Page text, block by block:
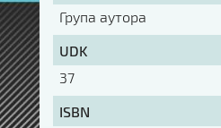
Група аутора
UDK
37
ISBN